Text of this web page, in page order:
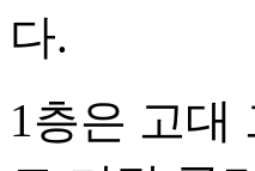
다.
1층은 고대